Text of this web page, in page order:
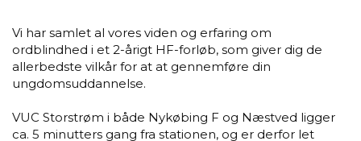
Vi har samlet al vores viden og erfaring om
ordblindhed i et 2-årigt HF-forløb, som giver dig de
allerbedste vilkår for at at gennemføre din
ungdomsuddannelse.
VUC Storstrøm i både Nykøbing F og Næstved ligger
ca. 5 minutters gang fra stationen, og er derfor let